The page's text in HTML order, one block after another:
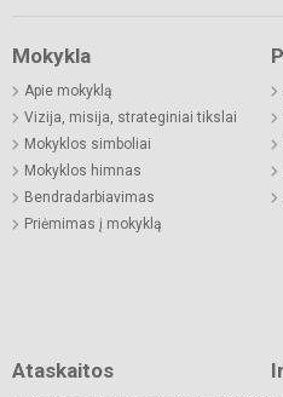
Mokykla
Apie mokyklą
Vizija, misija, strateginiai tikslai
Mokyklos simboliai
Mokyklos himnas
Bendradarbiavimas
Priėmimas į mokyklą
Ataskaitos